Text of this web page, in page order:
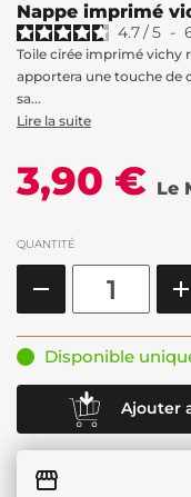
Nappe imprimé
4.7/5 -
Toile cirée imprimé vichy
apportera une touche de
sa...
Lire la suite
3,90 € Le
QUANTITÉ
Disponible
Ajouter